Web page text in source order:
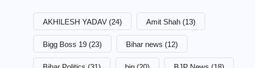
AKHILESH YADAV (24) Amit Shah (13)
Bigg Boss 19 (23) Bihar news (12)